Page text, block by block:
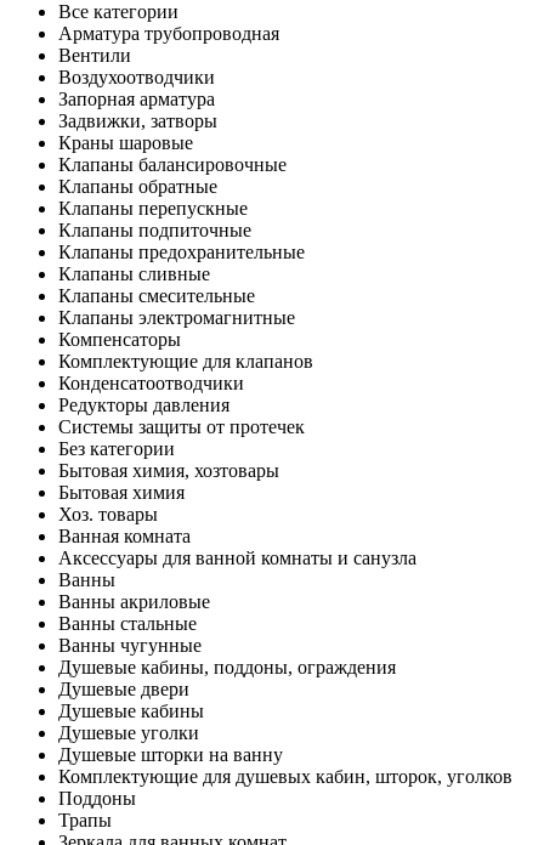
Все категории
Арматура трубопроводная
Вентили
Воздухоотводчики
Запорная арматура
Задвижки, затворы
Краны шаровые
Клапаны балансировочные
Клапаны обратные
Клапаны перепускные
Клапаны подпиточные
Клапаны предохранительные
Клапаны сливные
Клапаны смесительные
Клапаны электромагнитные
Компенсаторы
Комплектующие для клапанов
Конденсатоотводчики
Редукторы давления
Системы защиты от протечек
Без категории
Бытовая химия, хозтовары
Бытовая химия
Хоз. товары
Ванная комната
Аксессуары для ванной комнаты и санузла
Ванны
Ванны акриловые
Ванны стальные
Ванны чугунные
Душевые кабины, поддоны, ограждения
Душевые двери
Душевые кабины
Душевые уголки
Душевые шторки на ванну
Комплектующие для душевых кабин, шторок, уголков
Поддоны
Трапы